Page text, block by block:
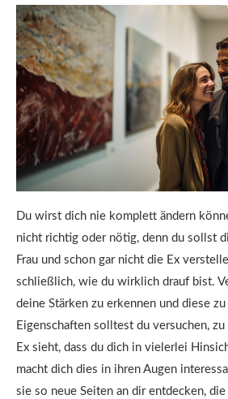
Du wirst dich nie komplett ändern
nicht richtig oder nötig, denn du sollst
Frau und schon gar nicht die Ex
schließlich, wie du wirklich drauf bist.
deine Stärken zu erkennen und diese
Eigenschaften solltest du versuchen,
Ex sieht, dass du dich in vielerlei
macht dich dies in ihren Augen
sie so neue Seiten an dir entdecken,